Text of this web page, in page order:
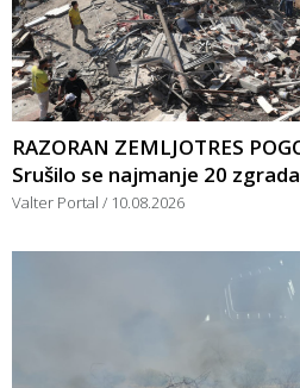
RAZORAN ZEMLJOTRES
Srušilo se najmanje 20
Valter Portal 10.08.2026